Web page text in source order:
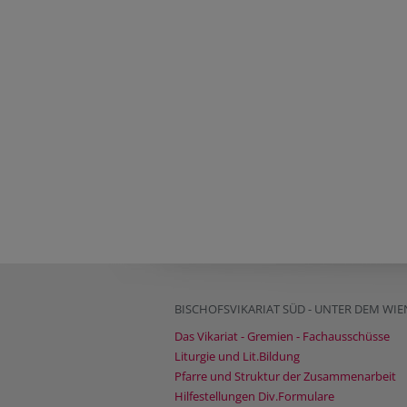
BISCHOFSVIKARIAT SÜD - UNTER DEM
Das Vikariat - Gremien - Fachausschüsse
Liturgie und Lit.Bildung
Pfarre und Struktur der Zusammenarbeit
Hilfestellungen Div.Formulare